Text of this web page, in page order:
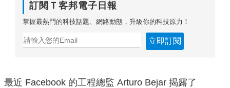
訂閱Ｔ客邦電子日報
掌握最熱門的科技話題、網路動態，升級你的科技原力！
立即訂閱
最近 Facebook 的工程總監 Arturo Bejar 揭露了